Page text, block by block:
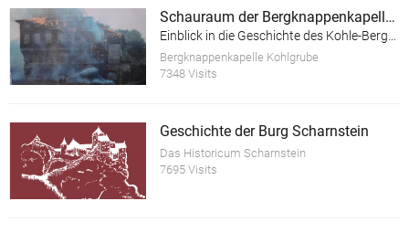
Schauraum der Bergknappenkapelle Kohlgrube
Bergknappenkapelle Kohlgrube
7348 Visits
Geschichte der Burg Scharnstein
Das Historicum Scharnstein
7695 Visits